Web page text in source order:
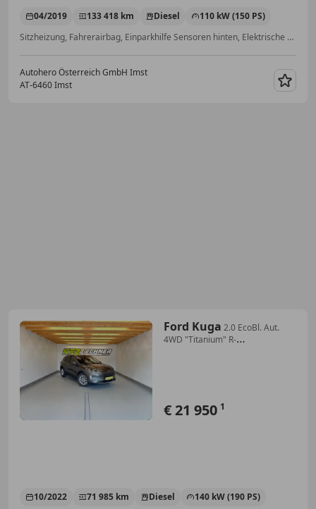
04/2019 133 418 km Diesel
110 kW (150 PS)
Sitzheizung, Fahrerairbag, Einparkhilfe Sensoren hinten, Elektrische Sitze, Bluetooth, Einparkhilfe Rückfahrkamera, Sportpaket, Nichtraucherfahrzeug
Autohero Österreich GmbH Imst
AT-6460 Imst
Ford Kuga 2.0 EcoBl. Aut.
4WD "Titanium" R-
€ 21 950 1
10/2022 71 985 km Diesel
140 kW (190 PS)